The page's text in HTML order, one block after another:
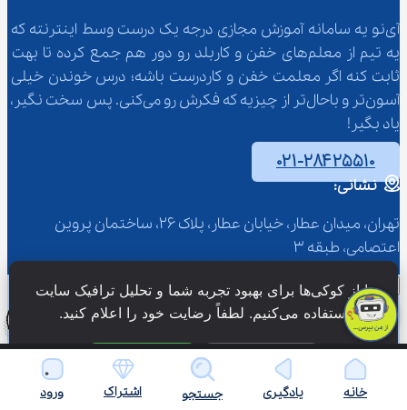
آی‌نو یه سامانه آموزش مجازی درجه یک درست وسط اینترنته که
یه تیم از معلم‌‌های خفن و کاربلد رو دور هم جمع کرده تا بهت
ثابت کنه اگر معلمت خفن و کاردرست باشه؛ درس خوندن خیلی
آسون‌تر و باحال‌تر از چیزیه که فکرش رو می‌کنی. پس سخت نگیر،
یاد بگیر!
۰۲۱-۲۸۴۲۵۵۱۰
نشانی:
تهران، میدان عطار، خیابان عطار، پلاک 26، ساختمان پروین
اعتصامی، طبقه 3
کجا می‌ری؟
آی‌نو
درس ها
روزنامه دیواریخانه یادگیری جستجو اشتراک ورود
ما از کوکی‌ها برای بهبود تجربه شما و تحلیل ترافیک سایت
استفاده می‌کنیم. لطفاً رضایت خود را اعلام کنید.
فقط ضروری پذیرش همه